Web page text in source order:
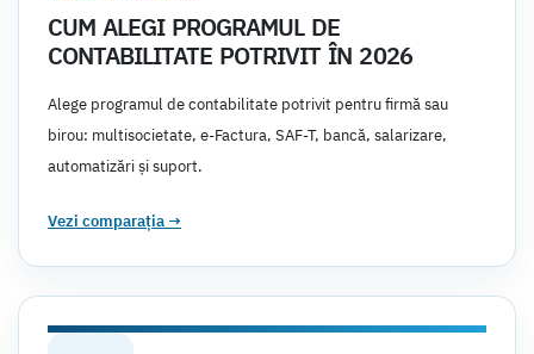
CUM ALEGI PROGRAMUL DE
CONTABILITATE POTRIVIT ÎN 2026
Alege programul de contabilitate potrivit pentru firmă sau
birou: multisocietate, e-Factura, SAF-T, bancă, salarizare,
automatizări și suport.
Vezi comparația →